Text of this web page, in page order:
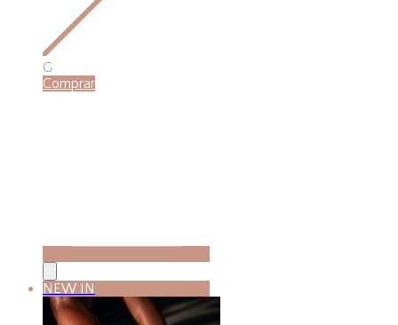
G
Comprar